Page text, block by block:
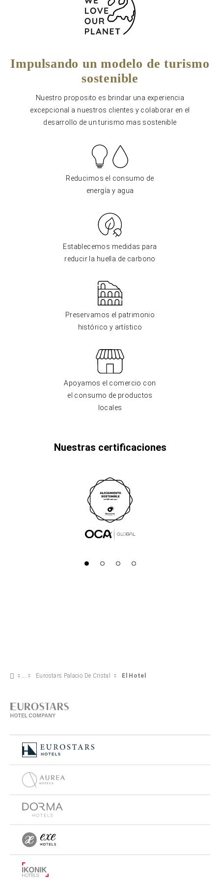
Impulsando un modelo de turismo
sostenible
Nuestro proposito es brindar una experiencia
excepcional a nuestros clientes y colaborar en el
desarrollo de un turismo mas sostenible
Reducimos el consumo de
energía y agua
Establecemos medidas para
reducir la huella de carbono
Preservamos el patrimonio
histórico y artístico
Apoyamos el comercio con
el consumo de productos
locales
Nuestras certificaciones
Eurostars Palacio De Cristal El Hotel